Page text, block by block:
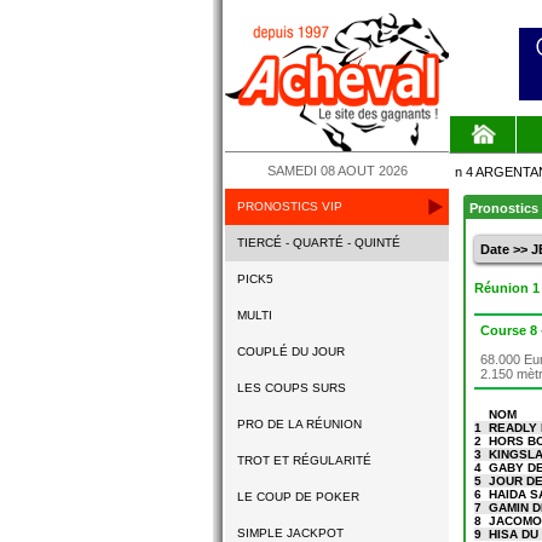
SAMEDI 08 AOUT 2026 ARGENTAN
LIGNERIES -
PRONOSTICS VIP
TIERCÉ - QUARTÉ - QUINTÉ
PICK5
MULTI
COUPLÉ DU JOUR
LES COUPS SURS
PRO DE LA RÉUNION
TROT ET RÉGULARITÉ
LE COUP DE POKER
SIMPLE JACKPOT
Pronostics
Date >>
Réunion 1
Course
68.000
2.150
NOM
1
READLY
2
HORS
3
4 GABY
5 JOUR
6 HAIDA
7 GAMIN
8
9 HISA DU